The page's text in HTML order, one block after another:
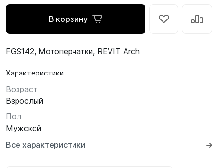
В корзину
FGS142, Мотоперчатки, REVIT Arch
Характеристики
Возраст
Взрослый
Пол
Мужской
Все характеристики